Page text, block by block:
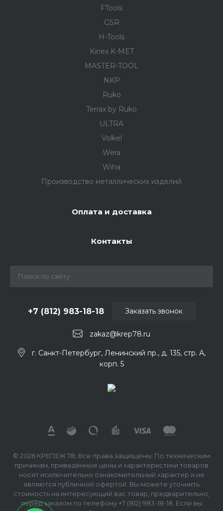
FTools
GSR
H-Tools
Kinex K-MET
MASTER-TOOL
NKP
Ruko
Terrax by Ruko
ULTRA
Volkel
Wera
Wiha
Производство металлических изделий
Оплата и доставка
Контакты
zakaz@krep78.ru
+7 (812) 983-18-18
г. Санкт-Петербург, Ленинский пр., д. 135, стр. А,
корп. 5
Заказать звонок
© 2026 КРЕПЕЖ 78, Все права защищены. По техническим
причинам, приведённые цены и характеристики товаров
носят исключительно ознакомительный характер и не
являются публичной офертой. Вы можете уточнить
стоимость на интересующий вас товар, предварительно,
перед заказом по телефону +7 (812) 983-18-18. Если вы